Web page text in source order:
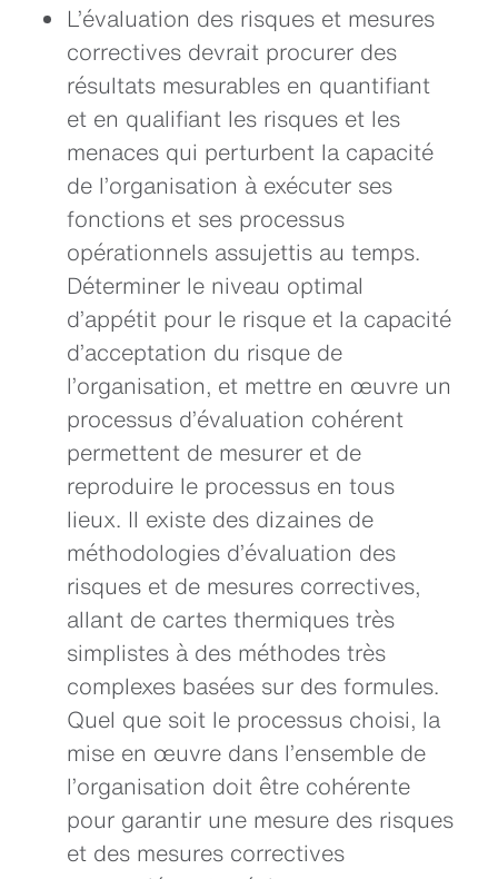
L’évaluation des risques et mesures
correctives devrait procurer des
résultats mesurables en quantifiant
et en qualifiant les risques et les
menaces qui perturbent la capacité
de l’organisation à exécuter ses
fonctions et ses processus
opérationnels assujettis au temps.
Déterminer le niveau optimal
d’appétit pour le risque et la capacité
d’acceptation du risque de
l’organisation, et mettre en œuvre un
processus d’évaluation cohérent
permettent de mesurer et de
reproduire le processus en tous
lieux. Il existe des dizaines de
méthodologies d’évaluation des
risques et de mesures correctives,
allant de cartes thermiques très
simplistes à des méthodes très
complexes basées sur des formules.
Quel que soit le processus choisi, la
mise en œuvre dans l’ensemble de
l’organisation doit être cohérente
pour garantir une mesure des risques
et des mesures correctives